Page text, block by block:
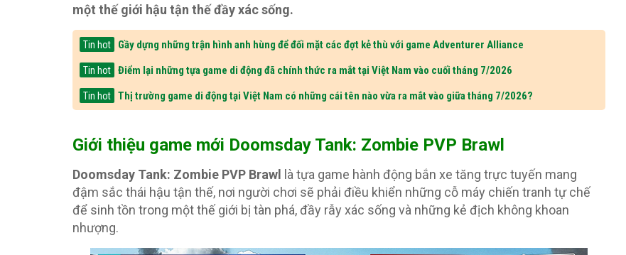
một thế giới hậu tận thế đầy xác sống.
Tin hot Gầy dựng những trận hình anh hùng để đối mặt các đợt kẻ thù với game Adventurer Alliance
Tin hot Điểm lại những tựa game di động đã chính thức ra mắt tại Việt Nam vào cuối tháng 7/2026
Tin hot Thị trường game di động tại Việt Nam có những cái tên nào vừa ra mắt vào giữa tháng 7/2026?
Giới thiệu game mới Doomsday Tank: Zombie PVP Brawl
Doomsday Tank: Zombie PVP Brawl
là tựa game hành động bắn xe tăng trực tuyến mang
đậm sắc thái hậu tận thế, nơi người chơi sẽ phải điều khiển những cỗ máy chiến tranh tự chế
để sinh tồn trong một thế giới bị tàn phá, đầy rẫy xác sống và những kẻ địch không khoan
nhượng.